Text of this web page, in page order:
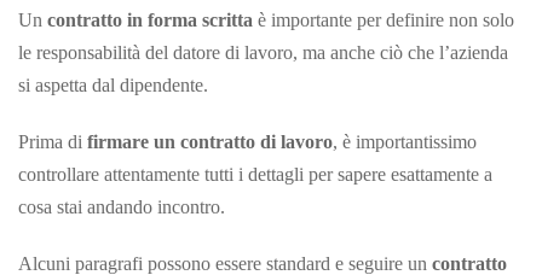
Un contratto in forma scritta è importante per definire non solo
le responsabilità del datore di lavoro, ma anche ciò che l’azienda
si aspetta dal dipendente.
Prima di firmare un contratto di lavoro, è importantissimo
controllare attentamente tutti i dettagli per sapere esattamente a
cosa stai andando incontro.
Alcuni paragrafi possono essere standard e seguire un contratto